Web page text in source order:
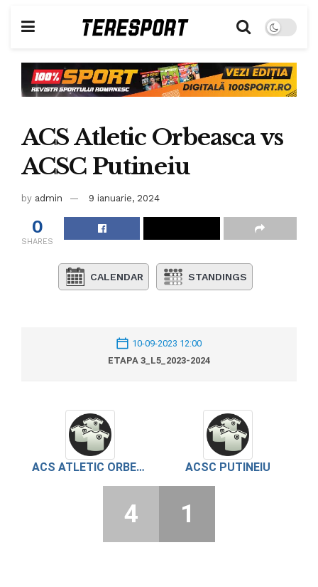
ACS Atletic Orbeasca vs
ACSC Putineiu
by admin 9 ianuarie, 2024
0
SHARES
CALENDAR STANDINGS
10-09-2023 12:00
ETAPA 3_L5_2023-2024
ACS ATLETIC ORBEASCA ACSC PUTINEIU
4 1